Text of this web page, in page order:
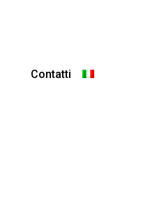
Contatti